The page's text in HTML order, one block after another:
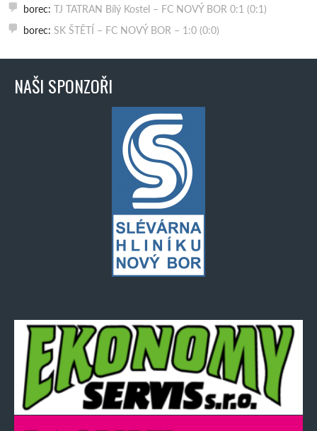
borec: TJ TATRAN Bílý Kostel – FC NOVÝ BOR 0:1 (0:1)
borec: SK ŠTĚTÍ – FC NOVÝ BOR – 1:0 (0:0)
NAŠI SPONZOŘI